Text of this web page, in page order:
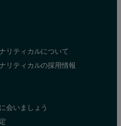
リティカルについて
リティカルの採用情報
会いましょう